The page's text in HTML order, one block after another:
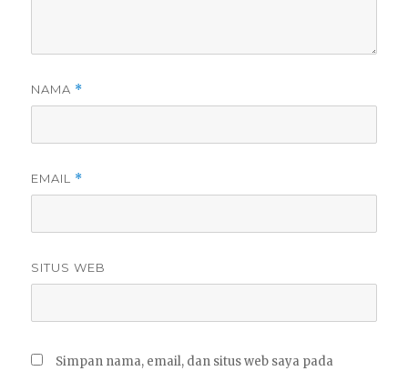
NAMA *
EMAIL *
SITUS WEB
Simpan nama, email, dan situs web saya pada